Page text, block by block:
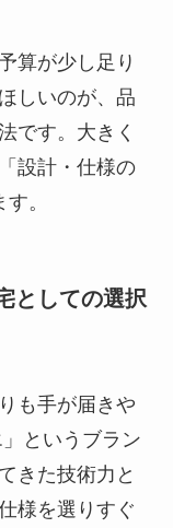
算が少し足り
しいのが、品
です。大きく
設計・仕様の
。
としての選択
も手が届きや
というブラン
きた技術力と
様を選りすぐ